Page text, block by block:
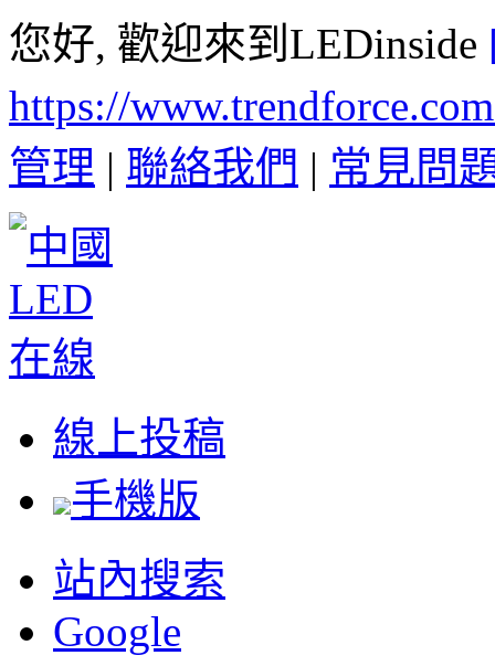
您好, 歡迎來到LEDinside
https://
管理 | 聯絡我們 | 常見問
線上投稿
手機版
站內搜索
Google